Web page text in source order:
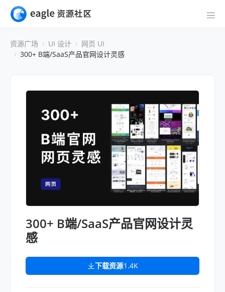
资源广场 UI 设计
网页 UI
300+ B端/SaaS产品官网设计灵感
300+ B端/SaaS产品官网设计灵
感
下载资源1.4K